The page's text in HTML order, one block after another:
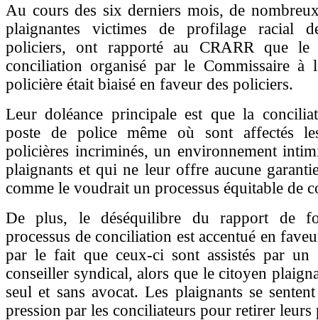
Au cours des six derniers mois, de
plaignantes victimes de profilage racial
policiers, ont rapporté au CRARR que le
conciliation organisé par le Commissaire à
policière était biaisé en faveur des policiers.
Leur doléance principale est que la
poste de police même où sont affectés
policières incriminés, un environnement
plaignants et qui ne leur offre aucune
comme le voudrait un processus équitable de
De plus, le déséquilibre du rapport de
processus de conciliation est accentué en
par le fait que ceux-ci sont assistés par un
conseiller syndical, alors que le citoyen
seul et sans avocat. Les plaignants se
pression par les conciliateurs pour retirer leurs